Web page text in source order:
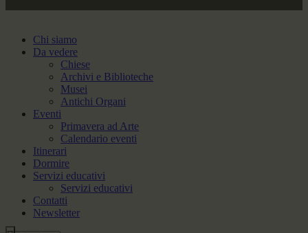
Chi siamo
Da vedere
Chiese
Archivi e Biblioteche
Musei
Antichi Organi
Eventi
Primavera ad Arte
Calendario eventi
Itinerari
Dormire
Servizi educativi
Servizi educativi
Contatti
Newsletter